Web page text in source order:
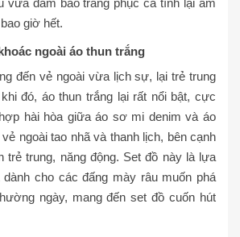
vừa đảm bảo trang phục cá tính lại ấm
giờ hết.
ngoài áo thun trắng
đến vẻ ngoài vừa lịch sự, lại trẻ trung
đó, áo thun trắng lại rất nổi bật, cực
hài hòa giữa áo sơ mi denim và áo
ngoài tao nhã và thanh lịch, bên cạnh
trẻ trung, năng động. Set đồ này là lựa
cho các đấng mày râu muốn phá
ngày, mang đến set đồ cuốn hút